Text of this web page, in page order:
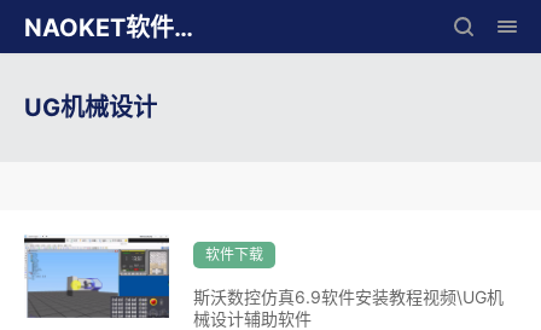
NAOKET软件库
UG机械设计
软件下载
斯沃数控仿真6.9软件安装教程视频\UG机
械设计辅助软件